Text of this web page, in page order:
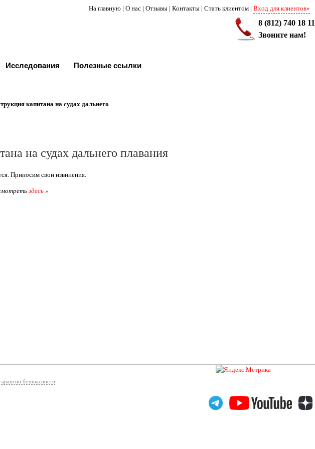
На главную | О нас | Отзывы | Контакты | Стать клиентом | Вход для клиентов»
8 (812) 740 18 11
Звоните нам!
Исследования Полезные ссылки
капитана на судах дальнего
на судах дальнего плавания
Приносим свои извинения.
здесь »
безопасности